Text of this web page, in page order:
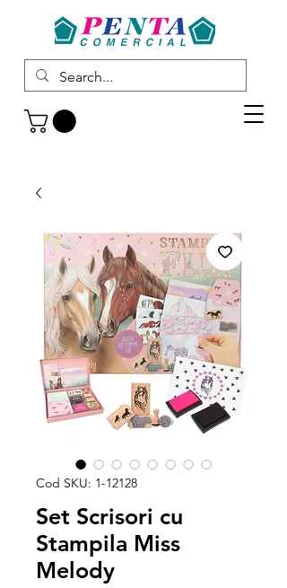
Cod SKU: 1-12128
Set Scrisori cu
Stampila Miss
Melody